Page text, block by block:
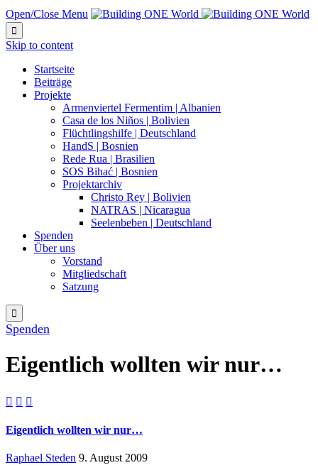
Open/Close Menu

Skip to content
Startseite
Beiträge
Projekte
Armenviertel Fermentim | Albanien
Casa de los Niños | Bolivien
Flüchtlingshilfe | Deutschland
HandS | Bosnien
Rede Rua | Brasilien
SOS Bihać | Bosnien
Projektarchiv
Christo Rey | Bolivien
NATRAS | Nicaragua
Seelenbeben | Deutschland
Spenden
Über uns
Vorstand
Mitgliedschaft
Satzung

Spenden
Eigentlich wollten wir nur…
  
Eigentlich wollten wir nur…
Raphael Steden 9. August 2009